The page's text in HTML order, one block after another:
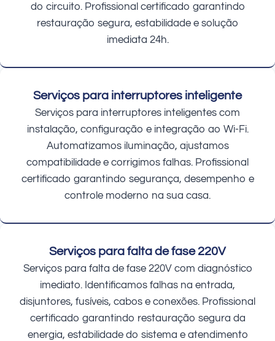
do circuito. Profissional certificado garantindo
restauração segura, estabilidade e solução
imediata 24h.
Serviços para interruptores inteligente
Serviços para interruptores inteligentes com
instalação, configuração e integração ao Wi-Fi.
Automatizamos iluminação, ajustamos
compatibilidade e corrigimos falhas. Profissional
certificado garantindo segurança, desempenho e
controle moderno na sua casa.
Serviços para falta de fase 220V
Serviços para falta de fase 220V com diagnóstico
imediato. Identificamos falhas na entrada,
disjuntores, fusíveis, cabos e conexões. Profissional
certificado garantindo restauração segura da
energia, estabilidade do sistema e atendimento